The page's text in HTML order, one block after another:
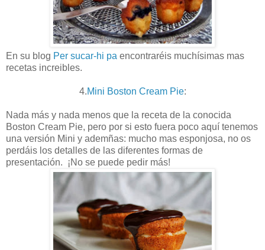
En su blog Per sucar-hi pa encontraréis muchísimas mas
recetas increibles.
4.Mini Boston Cream Pie:
Nada más y nada menos que la receta de la conocida
Boston Cream Pie, pero por si esto fuera poco aquí tenemos
una versión Mini y ademñas: mucho mas esponjosa, no os
perdáis los detalles de las diferentes formas de
presentación. ¡No se puede pedir más!